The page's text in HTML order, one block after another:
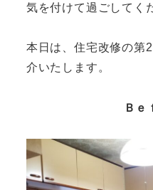
気を付けて過ごしてく
本日は、住宅改修の第
介いたします。
Ｂｅ